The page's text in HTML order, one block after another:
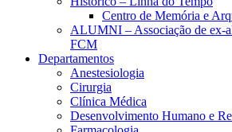
Centro de Memória e
ALUMNI – Associação de ex-
FCM
Departamentos
Anestesiologia
Cirurgia
Clínica Médica
Desenvolvimento Humano e